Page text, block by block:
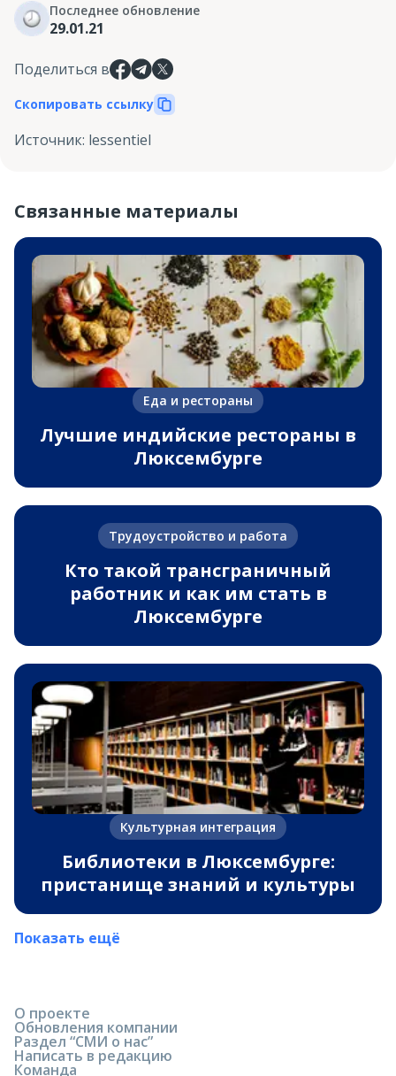
Последнее обновление
29.01.21
Поделиться в
Скопировать ссылку
Источник: lessentiel
Связанные материалы
Еда и рестораны
Лучшие индийские рестораны в
Люксембурге
Трудоустройство и работа
Кто такой трансграничный
работник и как им стать в
Люксембурге
Культурная интеграция
Библиотеки в Люксембурге:
пристанище знаний и культуры
Показать ещё
О проекте
Обновления компании
Раздел “СМИ о нас”
Написать в редакцию
Команда